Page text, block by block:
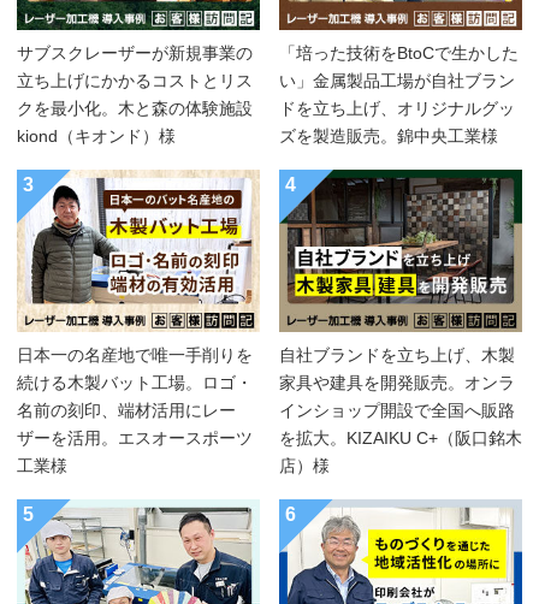
サブスクレーザーが新規事業の
立ち上げにかかるコストとリス
クを最小化。木と森の体験施設
kiond（キオンド）様
「培った技術をBtoCで生かした
い」金属製品工場が自社ブラン
ドを立ち上げ、オリジナルグッ
ズを製造販売。錦中央工業様
3
日本一の名産地で唯一手削りを
続ける木製バット工場。ロゴ・
名前の刻印、端材活用にレー
ザーを活用。エスオースポーツ
工業様
4
自社ブランドを立ち上げ、木製
家具や建具を開発販売。オンラ
インショップ開設で全国へ販路
を拡大。KIZAIKU C+（阪口銘木
店）様
5 6